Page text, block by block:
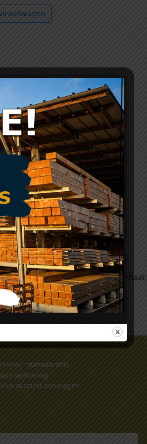
van de cilinder. Deze maat
voorwaarden
verklaring
account aanvragen